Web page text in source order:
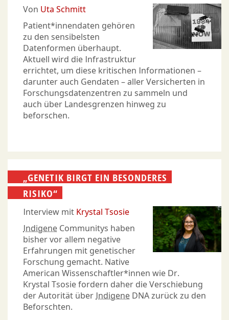
Von Uta Schmitt
Patient*innendaten gehören
zu den sensibelsten
Datenformen überhaupt.
Aktuell wird die Infrastruktur
errichtet, um diese kritischen Informationen –
darunter auch Gendaten – aller Versicherten in
Forschungsdatenzentren zu sammeln und
auch über Landesgrenzen hinweg zu
beforschen.
„GENETIK BIRGT EIN BESONDERES
RISIKO“
Interview mit Krystal Tsosie
Indigene Communitys haben
bisher vor allem negative
Erfahrungen mit genetischer
Forschung gemacht. Native
American Wissenschaftler*innen wie Dr.
Krystal Tsosie fordern daher die Verschiebung
der Autorität überIndigene DNA zurück zu den
Beforschten.